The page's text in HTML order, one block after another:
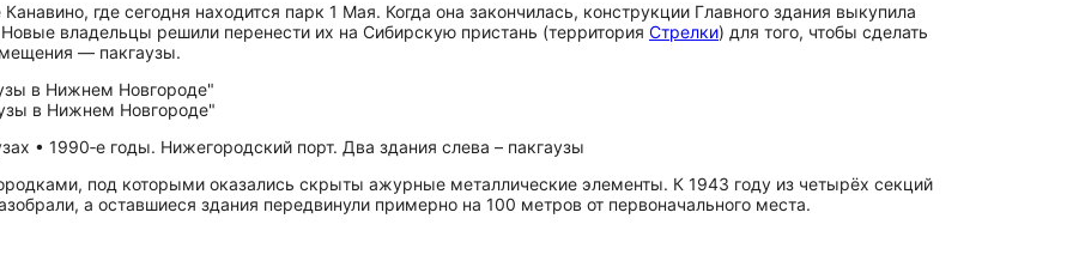
где сегодня находится парк 1 Мая. Когда она закончилась, конструкции Главного здания выкупила
владельцы решили перенести их на Сибирскую пристань (территория Стрелки) для того, чтобы сделать
— пакгаузы.
• 1990‑е годы. Нижегородский порт. Два здания слева – пакгаузы
под которыми оказались скрыты ажурные металлические элементы. К 1943 году из четырёх секций
а оставшиеся здания передвинули примерно на 100 метров от первоначального места.